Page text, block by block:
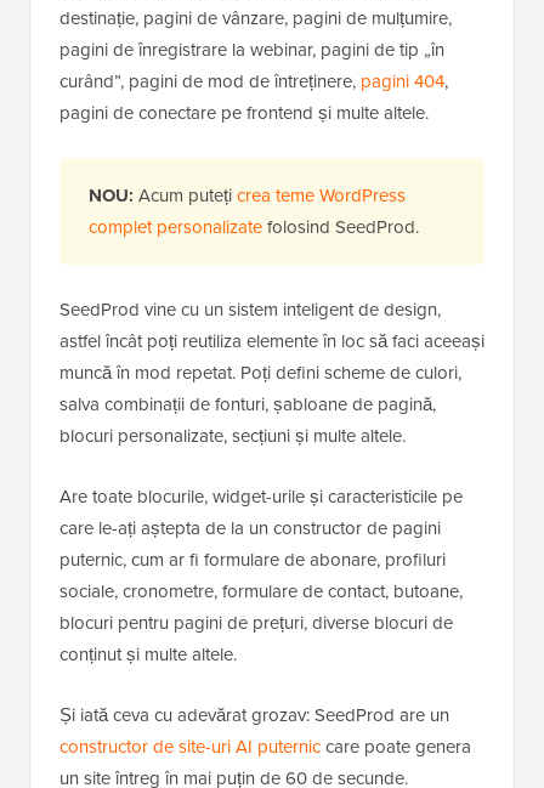
destinație, pagini de vânzare, pagini de mulțumire,
pagini de înregistrare la webinar, pagini de tip „în
curând”, pagini de mod de întreținere, pagini 404,
pagini de conectare pe frontend și multe altele.
NOU: Acum putețicrea teme WordPress
complet personalizatefolosind SeedProd.
SeedProd vine cu un sistem inteligent de design,
astfel încât poți reutiliza elemente în loc să faci aceeași
muncă în mod repetat. Poți defini scheme de culori,
salva combinații de fonturi, șabloane de pagină,
blocuri personalizate, secțiuni și multe altele.
Are toate blocurile, widget-urile și caracteristicile pe
care le-ați aștepta de la un constructor de pagini
puternic, cum ar fi formulare de abonare, profiluri
sociale, cronometre, formulare de contact, butoane,
blocuri pentru pagini de prețuri, diverse blocuri de
conținut și multe altele.
Și iată ceva cu adevărat grozav: SeedProd are un
constructor de site-uri AI puterniccare poate genera
un site întreg în mai puțin de 60 de secunde.